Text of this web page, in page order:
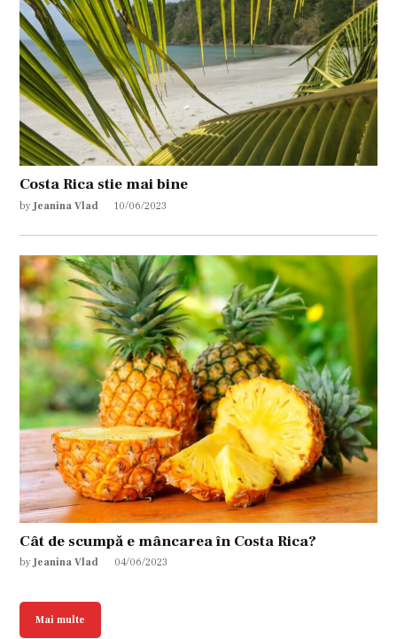
Costa Rica stie mai bine
by Jeanina Vlad 10/06/2023
Cât de scumpă e mâncarea în Costa Rica?
by Jeanina Vlad 04/06/2023
Mai multe